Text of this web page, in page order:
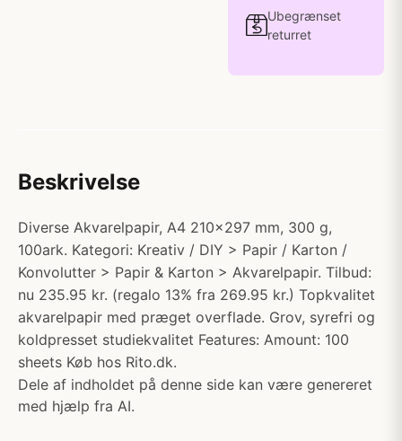
Ubegrænset
returret
Beskrivelse
Diverse Akvarelpapir, A4 210x297 mm, 300 g,
100ark. Kategori: Kreativ / DIY > Papir / Karton /
Konvolutter > Papir & Karton > Akvarelpapir. Tilbud:
nu 235.95 kr. (regalo 13% fra 269.95 kr.) Topkvalitet
akvarelpapir med præget overflade. Grov, syrefri og
koldpresset studiekvalitet Features: Amount: 100
sheets Køb hos Rito.dk.
Dele af indholdet på denne side kan være genereret
med hjælp fra AI.